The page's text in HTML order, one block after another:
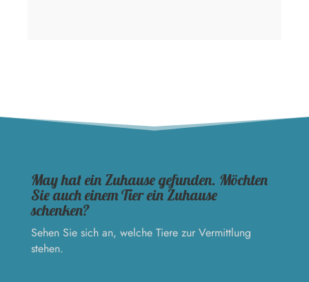
May hat ein Zuhause gefunden. Möchten
Sie auch einem Tier ein Zuhause
schenken?
Sehen Sie sich an, welche Tiere zur Vermittlung
stehen.